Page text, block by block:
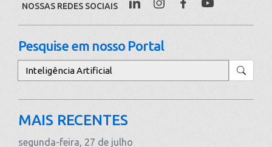
NOSSAS REDES SOCIAIS
Pesquise em nosso Portal
Pesquisar
MAIS RECENTES
segunda-feira, 27 de julho